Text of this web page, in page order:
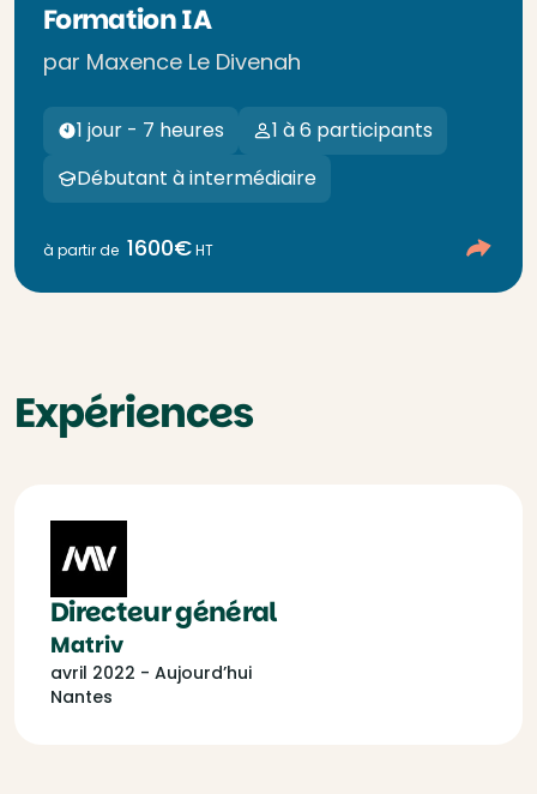
Formation IA
par Maxence Le Divenah
1 jour - 7 heures
1 à 6 participants
Débutant à intermédiaire
à partir de 1600€HT
Expériences
Directeur général
Matriv
avril 2022 - Aujourd’hui
Nantes